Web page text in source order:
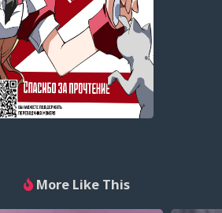
More Like This